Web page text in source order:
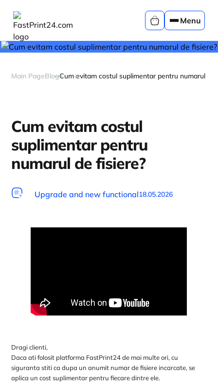
Menu
Main PageBlogCum evitam costul suplimentar pentru numarul de
Cum evitam costul
suplimentar pentru
numarul de fisiere?
Upgrade and new functional18.05.2026
Dragi clienti,
Daca ati folosit platforma FastPrint24 de mai multe ori, cu
siguranta stiti ca dupa un anumit numar de fisiere incarcate, se
aplica un cost suplimentar pentru fiecare dintre ele.